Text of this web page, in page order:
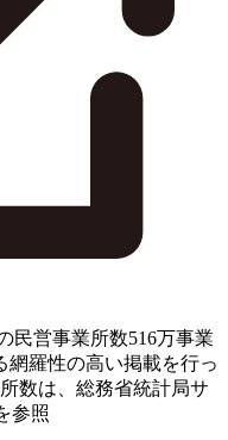
民営事業所数516万事業
網羅性の高い掲載を行っ
数は、総務省統計局サ
参照